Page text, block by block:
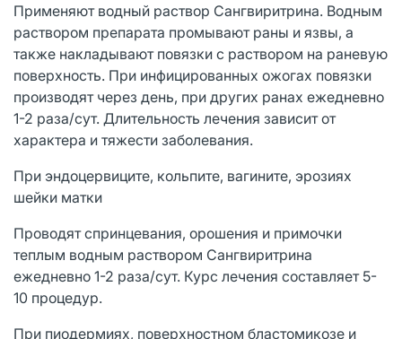
Применяют водный раствор Сангвиритрина. Водным
раствором препарата промывают раны и язвы, а
также накладывают повязки с раствором на раневую
поверхность. При инфицированных ожогах повязки
производят через день, при других ранах ежедневно
1-2 раза/сут. Длительность лечения зависит от
характера и тяжести заболевания.
При эндоцервиците, кольпите, вагините, эрозиях
шейки матки
Проводят спринцевания, орошения и примочки
теплым водным раствором Сангвиритрина
ежедневно 1-2 раза/сут. Курс лечения составляет 5-
10 процедур.
При пиодермиях, поверхностном бластомикозе и